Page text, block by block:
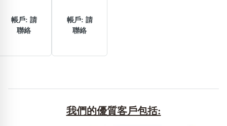
幸運號分類
幸運分類
包含數字
帳戶: 請
聯絡
帳戶: 請
聯絡
我們的優質客戶包括: